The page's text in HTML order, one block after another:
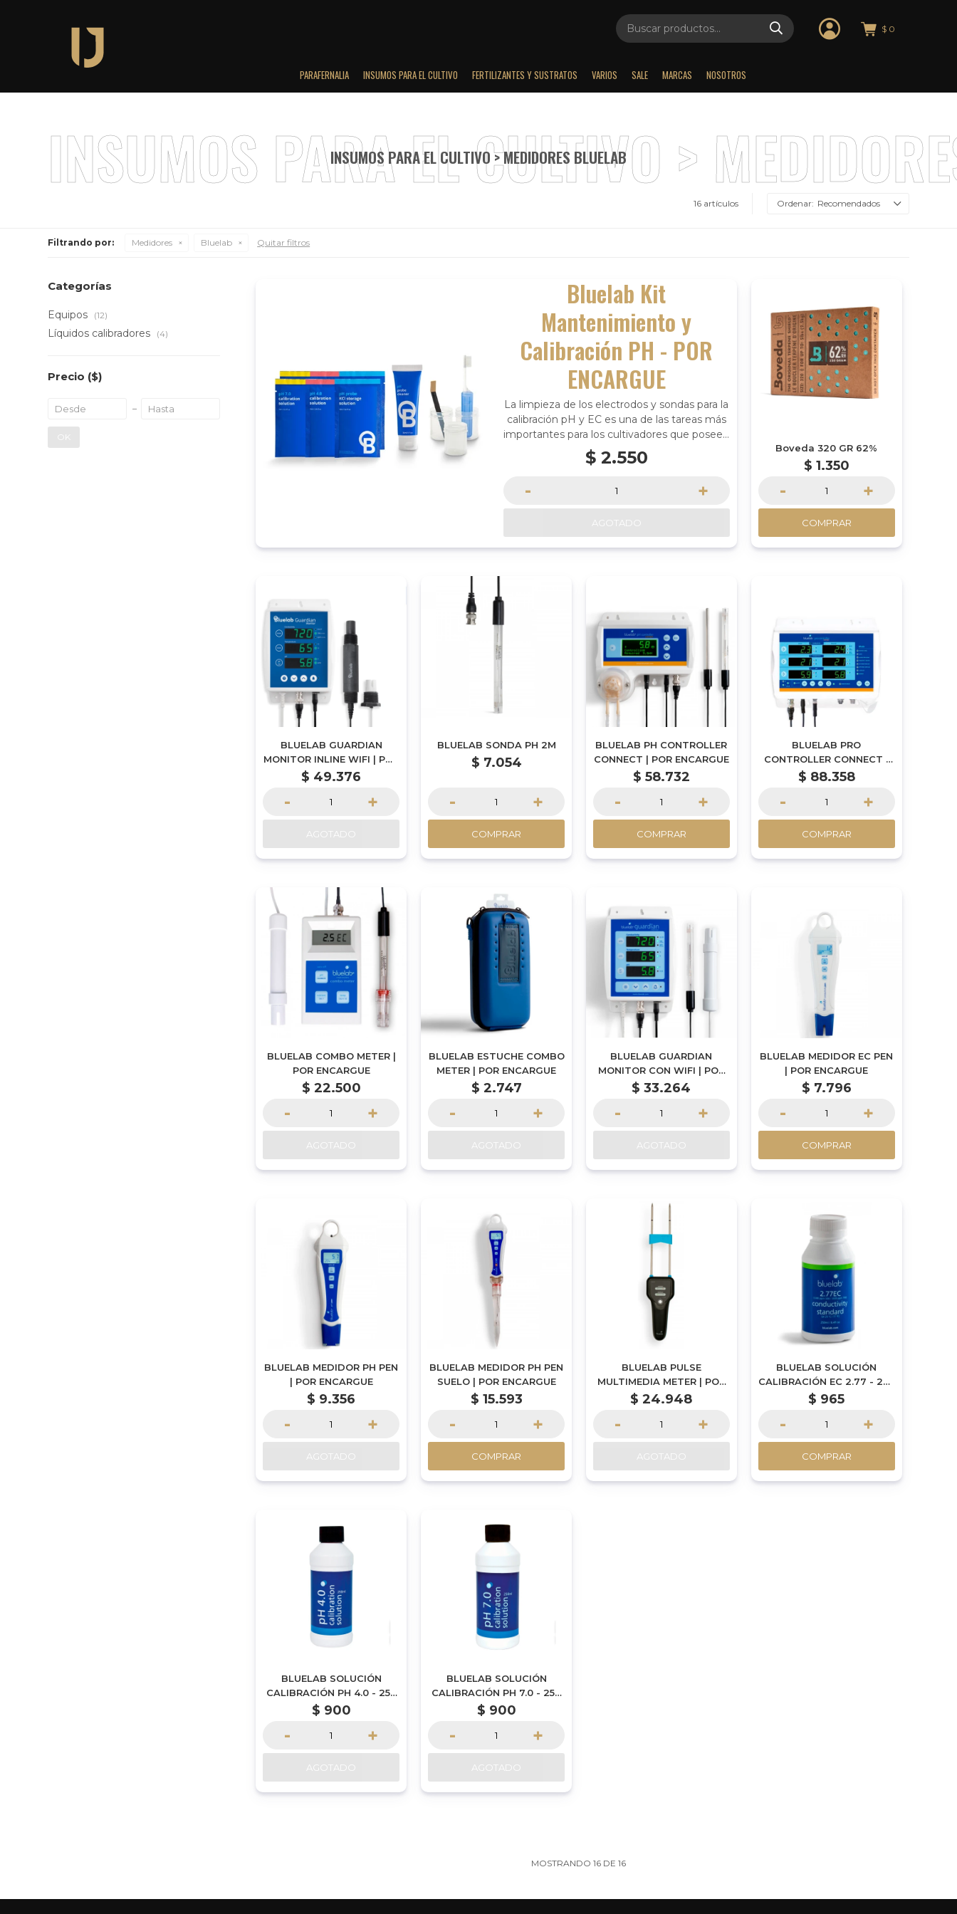
PARAFERNALIA INSUMOS PARA EL CULTIVO FERTILIZANTES Y SUSTRATOS VARIOS SALE MARCAS NOSOTROS
$ 0
INSUMOS PARA EL CULTIVO > MEDIDORES BLUELAB
16 artículos Recomendados
Filtrando por: Medidores Bluelab Quitar filtros
Bluelab Kit
Mantenimiento y
Calibración PH - POR
ENCARGUE
La limpieza de los electrodos y sondas para la
calibración pH y EC es una de las tareas más
importantes para los cultivadores que poseen
un medidor de pH o EC.
$ 2.550
- +
AGOTADO
Boveda 320 GR 62%
$ 1.350
- +
COMPRAR
BLUELAB GUARDIAN
MONITOR INLINE WIFI | POR
ENCARGUE
$ 49.376
- +
AGOTADO
BLUELAB SONDA PH 2M
$ 7.054
- +
COMPRAR
BLUELAB PH CONTROLLER
CONNECT | POR ENCARGUE
$ 58.732
- +
COMPRAR
BLUELAB PRO
CONTROLLER CONNECT |
POR ENCARGUE
$ 88.358
- +
COMPRAR
BLUELAB COMBO METER |
POR ENCARGUE
$ 22.500
- +
AGOTADO
BLUELAB ESTUCHE COMBO
METER | POR ENCARGUE
$ 2.747
- +
AGOTADO
BLUELAB GUARDIAN
MONITOR CON WIFI | POR
ENCARGUE
$ 33.264
- +
AGOTADO
BLUELAB MEDIDOR EC PEN
| POR ENCARGUE
$ 7.796
- +
COMPRAR
BLUELAB MEDIDOR PH PEN
| POR ENCARGUE
$ 9.356
- +
AGOTADO
BLUELAB MEDIDOR PH PEN
SUELO | POR ENCARGUE
$ 15.593
- +
COMPRAR
BLUELAB PULSE
MULTIMEDIA METER | POR
ENCARGUE
$ 24.948
- +
AGOTADO
BLUELAB SOLUCIÓN
CALIBRACIÓN EC 2.77 - 250
ML | POR ENCARGUE
$ 965
- +
COMPRAR
BLUELAB SOLUCIÓN
CALIBRACIÓN PH 4.0 - 250
ML | POR ENCARGUE
$ 900
- +
AGOTADO
BLUELAB SOLUCIÓN
CALIBRACIÓN PH 7.0 - 250
ML | POR ENCARGUE
$ 900
- +
AGOTADO
MOSTRANDO16 DE16
Categorías
Equipos (12)
Líquidos calibradores (4)
Precio ($)
OK